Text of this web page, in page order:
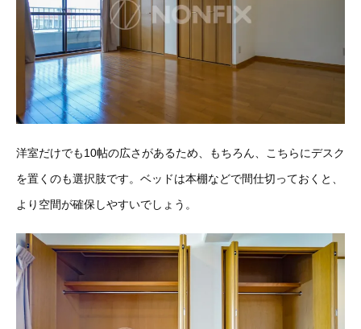
洋室だけでも10帖の広さがあるため、もちろん、こちらにデスク
を置くのも選択肢です。ベッドは本棚などで間仕切っておくと、
より空間が確保しやすいでしょう。